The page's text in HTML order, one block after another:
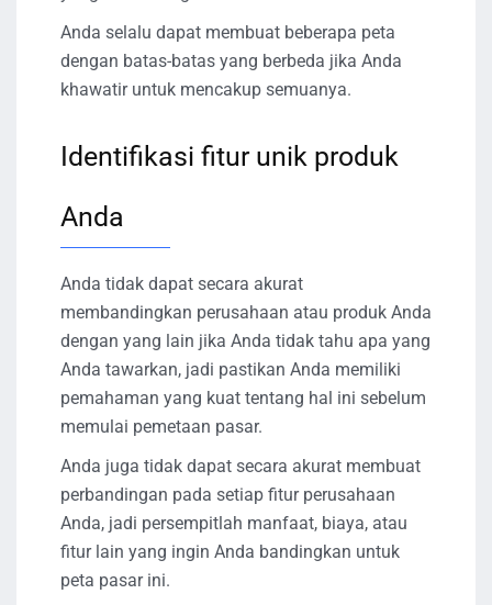
Anda selalu dapat membuat beberapa peta
dengan batas-batas yang berbeda jika Anda
khawatir untuk mencakup semuanya.
Identifikasi fitur unik produk
Anda
Anda tidak dapat secara akurat
membandingkan perusahaan atau produk Anda
dengan yang lain jika Anda tidak tahu apa yang
Anda tawarkan, jadi pastikan Anda memiliki
pemahaman yang kuat tentang hal ini sebelum
memulai pemetaan pasar.
Anda juga tidak dapat secara akurat membuat
perbandingan pada setiap fitur perusahaan
Anda, jadi persempitlah manfaat, biaya, atau
fitur lain yang ingin Anda bandingkan untuk
peta pasar ini.